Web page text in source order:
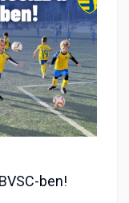
ben!